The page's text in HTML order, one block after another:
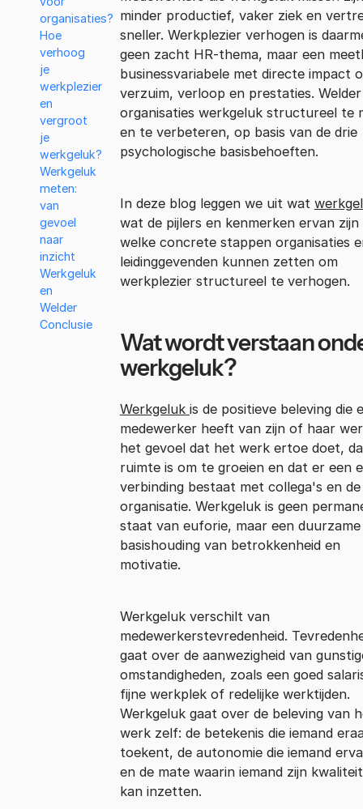
organisaties?
Hoe
verhoog
je
werkplezier
en
vergroot
je
werkgeluk?
Werkgeluk
meten:
van
gevoel
naar
inzicht
Werkgeluk
en
Welder
Conclusie
minder productief, vaker ziek en
sneller. Werkplezier verhogen is
geen zacht HR-thema, maar een
businessvariabele met directe impact
verzuim, verloop en prestaties.
organisaties werkgeluk structureel te
en te verbeteren, op basis van de drie
psychologische basisbehoeften.
In deze blog leggen we uit wat
wat de pijlers en kenmerken ervan zijn
welke concrete stappen organisaties
leidinggevenden kunnen zetten om
werkplezier structureel te verhogen.
Wat wordt verstaan
werkgeluk?
Werkgeluk is de positieve beleving die
medewerker heeft van zijn of haar
het gevoel dat het werk ertoe doet,
ruimte is om te groeien en dat er een
verbinding bestaat met collega's en de
organisatie. Werkgeluk is geen
staat van euforie, maar een duurzame
basishouding van betrokkenheid en
motivatie.
Werkgeluk verschilt van
medewerkerstevredenheid.
gaat over de aanwezigheid van
omstandigheden, zoals een goed
fijne werkplek of redelijke werktijden.
Werkgeluk gaat over de beleving van
werk zelf: de betekenis die iemand
toekent, de autonomie die iemand
en de mate waarin iemand zijn
kan inzetten.